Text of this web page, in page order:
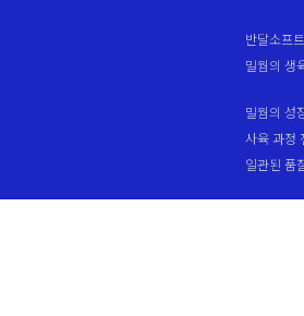
반달소프
밀웜의 생
밀웜의 성
사육 과정
일관된 품